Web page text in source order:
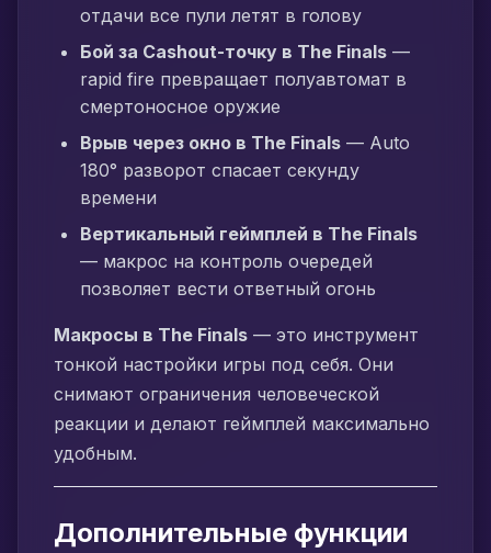
отдачи все пули летят в голову
Бой за Cashout-точку в The Finals —
rapid fire превращает полуавтомат в
смертоносное оружие
Врыв через окно в The Finals — Auto
180° разворот спасает секунду
времени
Вертикальный геймплей в The Finals
— макрос на контроль очередей
позволяет вести ответный огонь
Макросы в The Finals — это инструмент
тонкой настройки игры под себя. Они
снимают ограничения человеческой
реакции и делают геймплей максимально
удобным.
Дополнительные функции